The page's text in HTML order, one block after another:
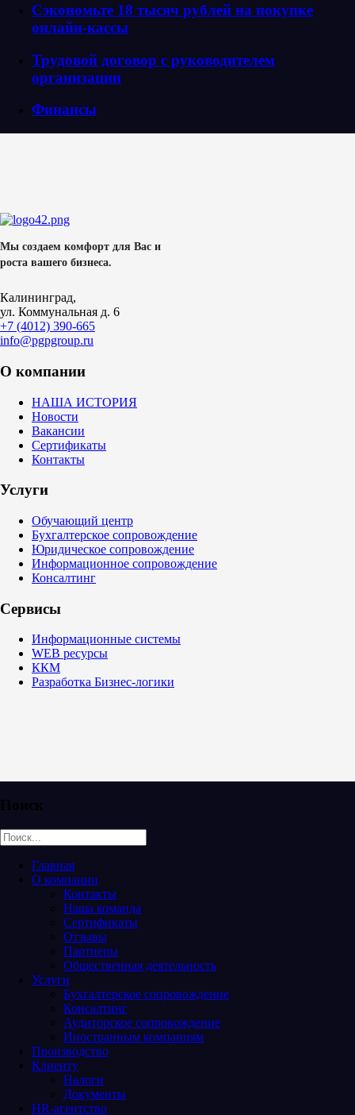
Сэкономьте 18 тысяч рублей на покупке
онлайн-кассы
Трудовой договор с руководителем
организации
Финансы
Мы создаем комфорт для Вас и
роста вашего бизнеса.
Калининград,
ул. Коммунальная д. 6
+7 (4012) 390-665
info@pgpgroup.ru
О компании
НАША ИСТОРИЯ
Новости
Вакансии
Сертификаты
Контакты
Услуги
Обучающий центр
Бухгалтерское сопровождение
Юридическое сопровождение
Информационное сопровождение
Консалтинг
Сервисы
Информационные системы
WEB ресурсы
ККМ
Разработка Бизнес-логики
Поиск
Главная
О компании
Контакты
Наша команда
Сертификаты
Отзывы
Партнеры
Общественная деятельность
Услуги
Бухгалтерское сопровождение
Консалтинг
Аудиторское сопровождение
Иностранным компаниям
Производство
Клиенту
Налоги
Документы
HR-агентство